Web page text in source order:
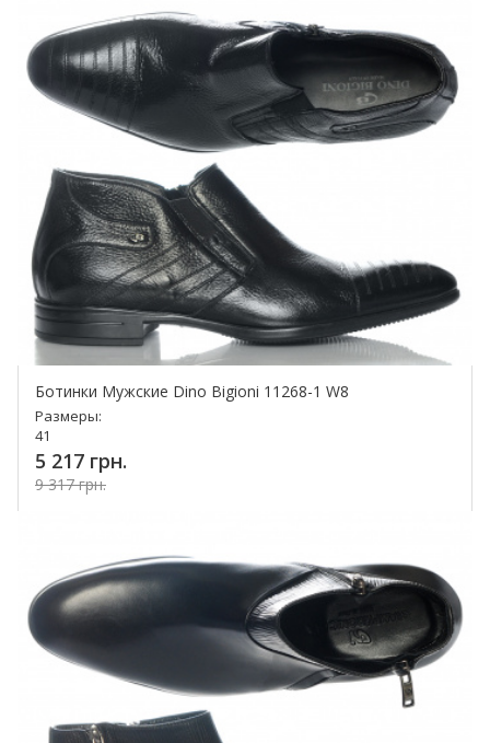
Ботинки Мужские Dino Bigioni 11268-1 W8
Размеры:
41
5 217 грн.
9 317 грн.